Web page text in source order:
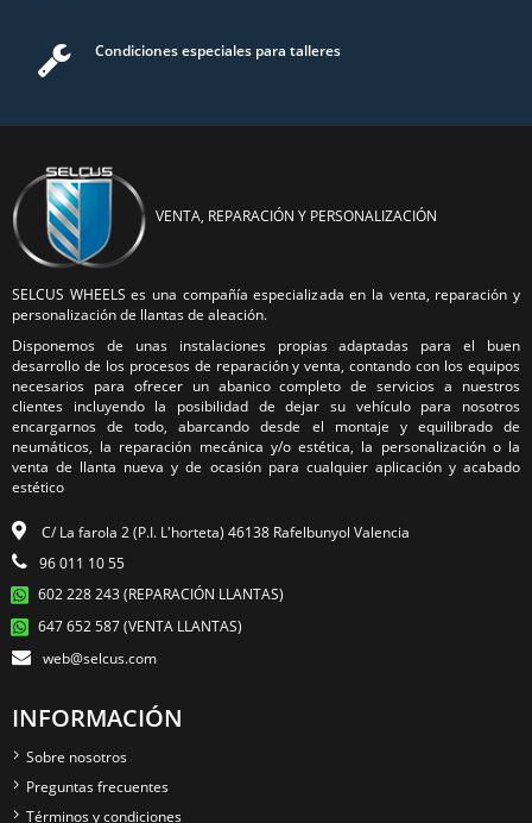
Condiciones especiales para talleres
VENTA, REPARACIÓN Y PERSONALIZACIÓN
SELCUS WHEELS es una compañía especializada en la venta, reparación y
personalización de llantas de aleación.
Disponemos de unas instalaciones propias adaptadas para el buen
desarrollo de los procesos de reparación y venta, contando con los equipos
necesarios para ofrecer un abanico completo de servicios a nuestros
clientes incluyendo la posibilidad de dejar su vehículo para nosotros
encargarnos de todo, abarcando desde el montaje y equilibrado de
neumáticos, la reparación mecánica y/o estética, la personalización o la
venta de llanta nueva y de ocasión para cualquier aplicación y acabado
estético
C/ La farola 2 (P.I. L'horteta) 46138 Rafelbunyol Valencia
96 011 10 55
602 228 243 (REPARACIÓN LLANTAS)
647 652 587 (VENTA LLANTAS)
web@selcus.com
INFORMACIÓN
Sobre nosotros
Preguntas frecuentes
Términos y condiciones